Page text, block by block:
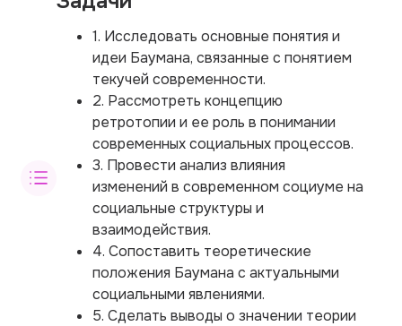
1. Исследовать основные понятия и
идеи Баумана, связанные с понятием
текучей современности.
2. Рассмотреть концепцию
ретротопии и ее роль в понимании
современных социальных процессов.
3. Провести анализ влияния
изменений в современном социуме на
социальные структуры и
взаимодействия.
4. Сопоставить теоретические
положения Баумана с актуальными
социальными явлениями.
5. Сделать выводы о значении теории